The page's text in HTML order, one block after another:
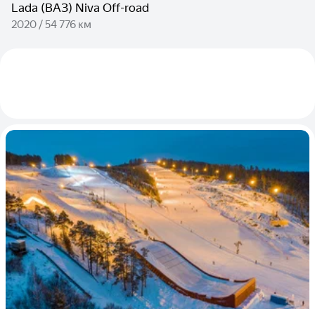
Lada (ВАЗ) Niva Off-road
2020 / 54 776 км